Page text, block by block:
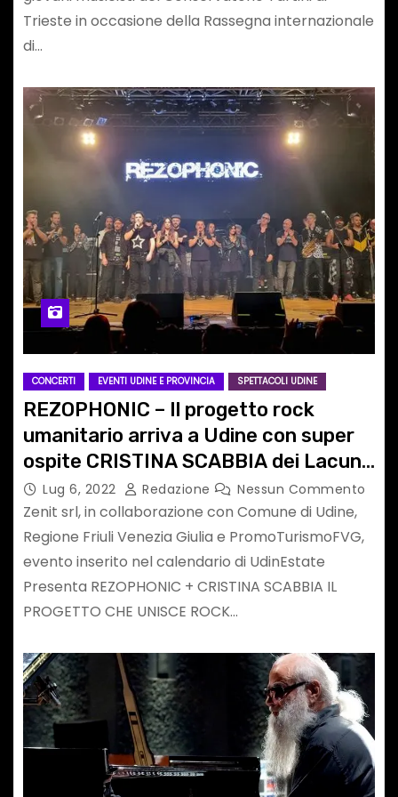
Trieste in occasione della Rassegna internazionale
di…
CONCERTI EVENTI UDINE E PROVINCIA SPETTACOLI UDINE
REZOPHONIC – Il progetto rock
umanitario arriva a Udine con super
ospite CRISTINA SCABBIA dei Lacuna
CoilLug 6, 2022 Redazione Nessun Commento
Zenit srl, in collaborazione con Comune di Udine,
Regione Friuli Venezia Giulia e PromoTurismoFVG,
evento inserito nel calendario di UdinEstate
Presenta REZOPHONIC + CRISTINA SCABBIA IL
PROGETTO CHE UNISCE ROCK…